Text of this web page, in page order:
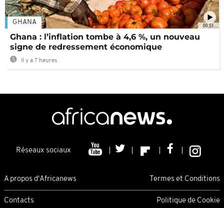
00:51
GHANA
Ghana : l’inflation tombe à 4,6 %, un nouveau
signe de redressement économique
Il y a 7 heures
Réseaux sociaux
A propos d'Africanews Termes et Conditions
Contacts Politique de Cookie